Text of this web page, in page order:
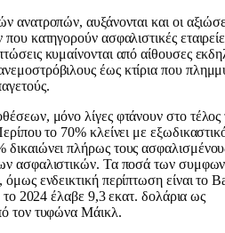
ανατροπών, αυξάνονται και οι
κατηγορούν ασφαλιστικές
κυμαίνονται από αίθουσες
έως κτίρια που
μόνο λίγες φτάνουν στο τέλος
το 70% κλείνει με
πλήρως τους
ασφαλιστικών. Τα ποσά των
όμως ενδεικτική περίπτωση είναι το
2024 έλαβε 9,3 εκατ. δολάρια ως
τον τυφώνα Μάικλ.